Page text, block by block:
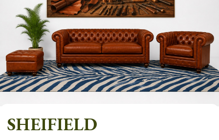
SHEIFIELD